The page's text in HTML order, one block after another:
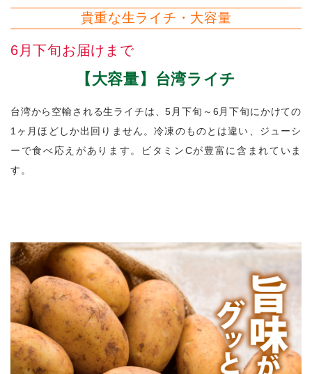
貴重な生ライチ・大容量
6月下旬お届けまで
【大容量】台湾ライチ
台湾から空輸される生ライチは、5月下旬～6月下旬にかけての
1ヶ月ほどしか出回りません。冷凍のものとは違い、ジューシ
ーで食べ応えがあります。ビタミンCが豊富に含まれていま
す。